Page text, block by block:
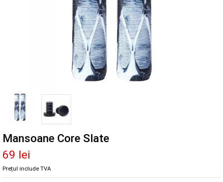
Mansoane Core Slate
69 lei
Prețul include TVA